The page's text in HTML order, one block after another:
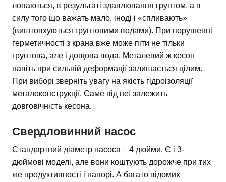
лопаються, в результаті здавлювання грунтом, а в
силу того що важать мало, іноді і «спливають»
(виштовхуються грунтовими водами). При порушенні
герметичності з крана вже може піти не тільки
грунтова, але і дощова вода. Металевий ж кесон
навіть при сильній деформації залишається цілим.
При виборі зверніть увагу на якість гідроізоляції
металоконструкції. Саме від неї залежить
довговічність кесона.
Свердловинний насос
Стандартний діаметр насоса – 4 дюйми. Є і 3-
дюймові моделі, але вони коштують дорожче при тих
же продуктивності і напорі. А багато відомих